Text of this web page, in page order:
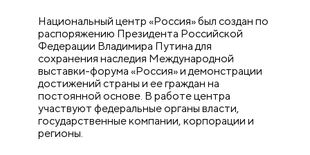
Национальный центр «Россия» был создан по
распоряжению Президента Российской
Федерации Владимира Путина для
сохранения наследия Международной
выставки-форума «Россия» и демонстрации
достижений страны и ее граждан на
постоянной основе. В работе центра
участвуют федеральные органы власти,
государственные компании, корпорации и
регионы.